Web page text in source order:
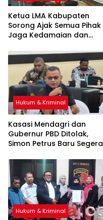
Ketua LMA Kabupaten
Sorong Ajak Semua Pihak
Jaga Kedamaian dan
Hukum & Kriminal
Kasasi Mendagri dan
Gubernur PBD Ditolak,
Simon Petrus Baru Segera
Hukum & Kriminal